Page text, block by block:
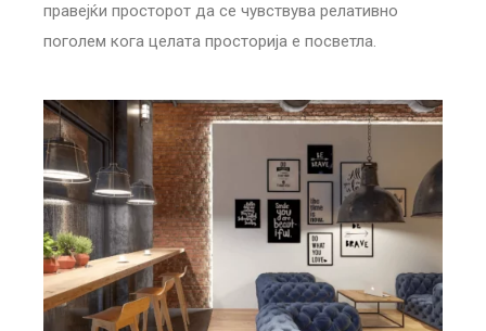
правејќи просторот да се чувствува релативно
поголем кога целата просторија е посветла.